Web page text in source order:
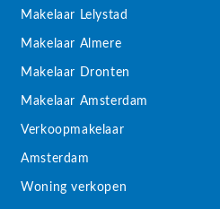
Makelaar Lelystad
Makelaar Almere
Makelaar Dronten
Makelaar Amsterdam
Verkoopmakelaar
Amsterdam
Woning verkopen